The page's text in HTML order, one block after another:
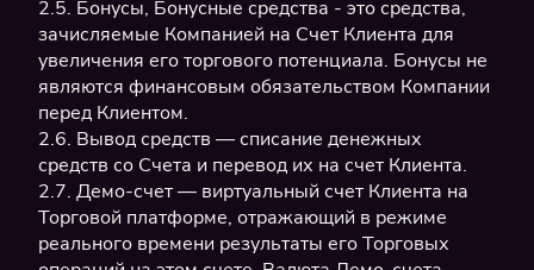
2.5. Бонусы, Бонусные средства - это средства,
зачисляемые Компанией на Счет Клиента для
увеличения его торгового потенциала. Бонусы не
являются финансовым обязательством Компании
перед Клиентом.
2.6. Вывод средств — списание денежных
средств со Счета и перевод их на счет Клиента.
2.7. Демо-счет — виртуальный счет Клиента на
Торговой платформе, отражающий в режиме
реального времени результаты его Торговых